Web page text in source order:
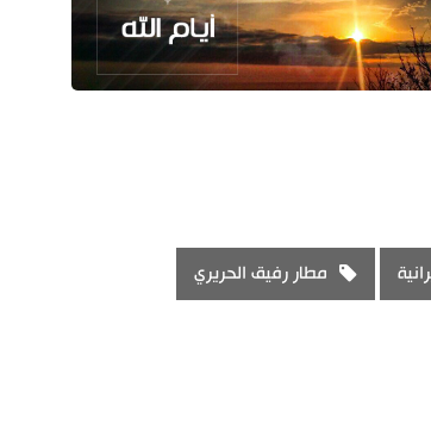
مطار رفيق الحريري